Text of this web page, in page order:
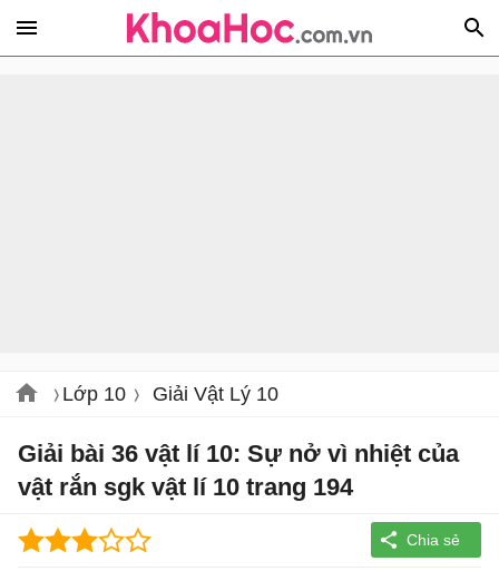
Lớp 10 Giải Vật Lý 10
Giải bài 36 vật lí 10: Sự nở vì nhiệt của
vật rắn sgk vật lí 10 trang 194